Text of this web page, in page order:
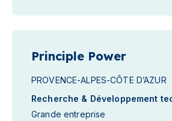
Principle Power
PROVENCE-ALPES-CÔTE D’AZUR
Recherche & Développement
Grande entreprise